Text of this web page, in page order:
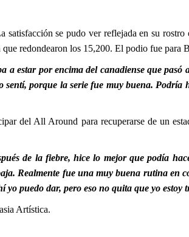
se pudo ver reflejada en su
redondearon los 15,200. El podio fue para
a estar por encima del canadiense que
porque la serie fue muy buena.
del All Around para recuperarse de un
de la fiebre, hice lo mejor que podía
Realmente fue una muy buena rutina en
puedo dar, pero eso no quita que yo estoy
Artística.